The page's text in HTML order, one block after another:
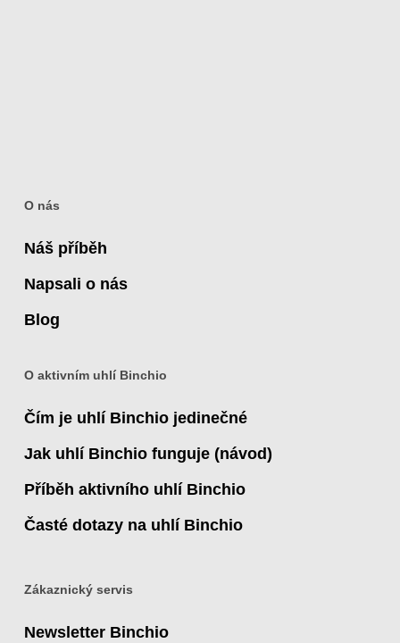
O nás
Náš příběh
Napsali o nás
Blog
O aktivním uhlí Binchio
Čím je uhlí Binchio jedinečné
Jak uhlí Binchio funguje (návod)
Příběh aktivního uhlí Binchio
Časté dotazy na uhlí Binchio
Zákaznický servis
Newsletter Binchio